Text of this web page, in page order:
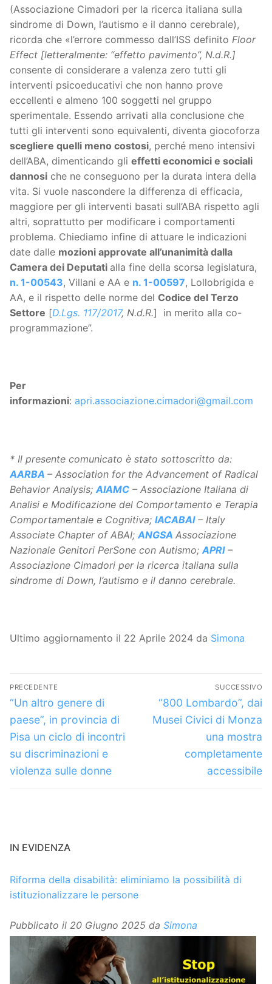
(Associazione Cimadori per la ricerca italiana sulla
sindrome di Down, l’autismo e il danno cerebrale),
ricorda che «l’errore commesso dall’ISS definito Floor
Effect [letteralmente: “effetto pavimento”, N.d.R.]
consente di considerare a valenza zero tutti gli
interventi psicoeducativi che non hanno prove
eccellenti e almeno 100 soggetti nel gruppo
sperimentale. Essendo arrivati alla conclusione che
tutti gli interventi sono equivalenti, diventa giocoforza
scegliere quelli meno costosi, perché meno intensivi
dell’ABA, dimenticando gli effetti economici e sociali
dannosi che ne conseguono per la durata intera della
vita. Si vuole nascondere la differenza di efficacia,
maggiore per gli interventi basati sull’ABA rispetto agli
altri, soprattutto per modificare i comportamenti
problema. Chiediamo infine di attuare le indicazioni
date dalle mozioni approvate all’unanimità dalla
Camera dei Deputati alla fine della scorsa legislatura,
n. 1-00543, Villani e AA e n. 1-00597, Lollobrigida e
AA, e il rispetto delle norme del Codice del Terzo
Settore [D.Lgs. 117/2017, N.d.R.] in merito alla co-
programmazione”.
Per
informazioni: apri.associazione.cimadori@gmail.com
* Il presente comunicato è stato sottoscritto da:
AARBA – Association for the Advancement of Radical
Behavior Analysis; AIAMC – Associazione Italiana di
Analisi e Modificazione del Comportamento e Terapia
Comportamentale e Cognitiva; IACABAI– Italy
Associate Chapter of ABAI; ANGSA Associazione
Nazionale Genitori PerSone con Autismo; APRI–
Associazione Cimadori per la ricerca italiana sulla
sindrome di Down, l’autismo e il danno cerebrale.
Ultimo aggiornamento il 22 Aprile 2024 da Simona
Navigazione
articoli
PRECEDENTE
Articolo
precedente:
“Un altro genere di
paese”, in provincia di
Pisa un ciclo di incontri
su discriminazioni e
violenza sulle donne
SUCCESSIVO
Articolo
successivo:
“800 Lombardo”, dai
Musei Civici di Monza
una mostra
completamente
accessibile
IN EVIDENZA
Riforma della disabilità: eliminiamo la possibilità di
istituzionalizzare le persone
Pubblicato il 20 Giugno 2025 da Simona